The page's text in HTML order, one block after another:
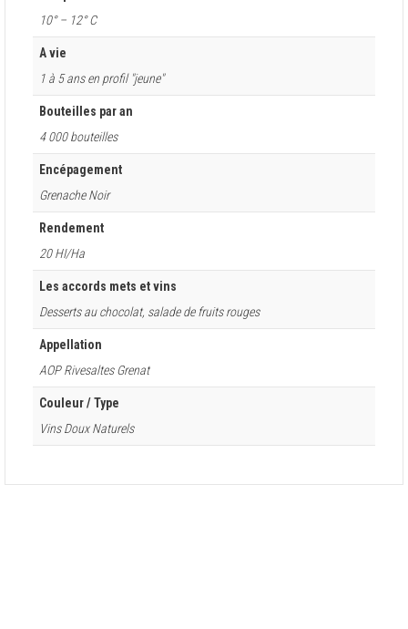
10° – 12° C
A vie
1 à 5 ans en profil "jeune"
Bouteilles par an
4 000 bouteilles
Encépagement
Grenache Noir
Rendement
20 HI/Ha
Les accords mets et vins
Desserts au chocolat, salade de fruits rouges
Appellation
AOP Rivesaltes Grenat
Couleur / Type
Vins Doux Naturels